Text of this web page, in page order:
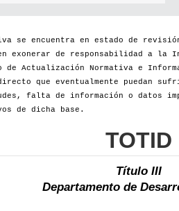
se encuentra en estado de
exonerar de responsabilidad a la
de Actualización Normativa e
que eventualmente puedan
falta de información o datos
de dicha base.
TOTID
Título III
Departamento de